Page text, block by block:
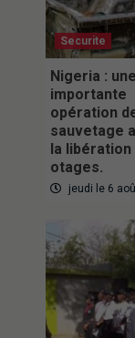
Securite
Nigeria : une
importante
opération
sauvetage
la libération
otages.
jeudi le 6